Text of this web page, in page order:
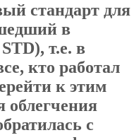
стандарт для
в
т.е. в
кто работал
к этим
с